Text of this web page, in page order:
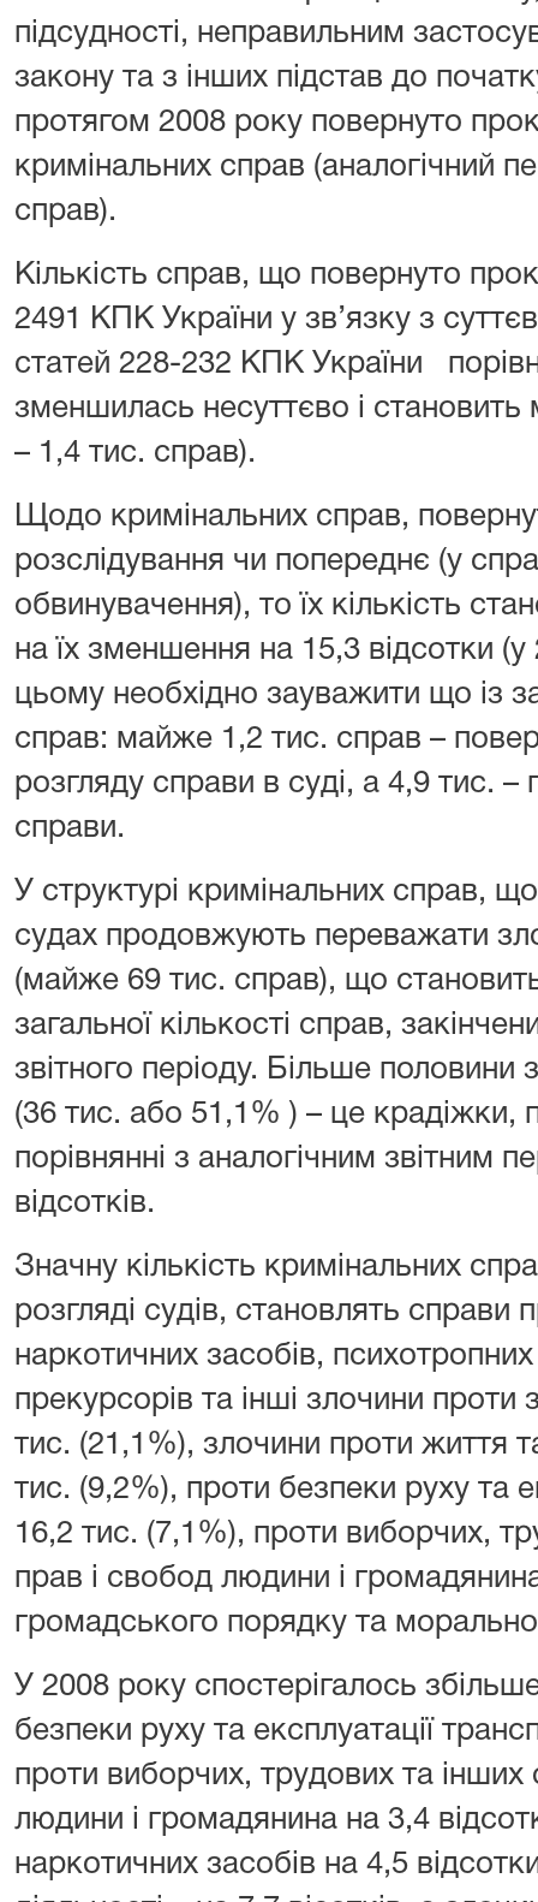
підсудності, неправильним
закону та з інших підстав до
протягом 2008 року повернуто
кримінальних справ (аналогічний
справ).
Кількість справ, що повернуто
2491 КПК України у зв’язку з
статей 228-232 КПК України
зменшилась несуттєво і
– 1,4 тис. справ).
Щодо кримінальних справ,
розслідування чи попереднє (у
обвинувачення), то їх кількість
на їх зменшення на 15,3 відсотки
цьому необхідно зауважити що із
справ: майже 1,2 тис. справ –
розгляду справи в суді, а 4,9 тис. –
справи.
У структурі кримінальних справ,
судах продовжують переважати
(майже 69 тис. справ), що
загальної кількості справ,
звітного періоду. Більше половини
(36 тис. або 51,1% ) – це крадіжки,
порівнянні з аналогічним звітним
відсотків.
Значну кількість кримінальних
розгляді судів, становлять справи
наркотичних засобів,
прекурсорів та інші злочини проти
тис. (21,1%), злочини проти життя
тис. (9,2%), проти безпеки руху та
16,2 тис. (7,1%), проти виборчих,
прав і свобод людини і
громадського порядку та
У 2008 року спостерігалось
безпеки руху та експлуатації
проти виборчих, трудових та інших
людини і громадянина на 3,4
наркотичних засобів на 4,5